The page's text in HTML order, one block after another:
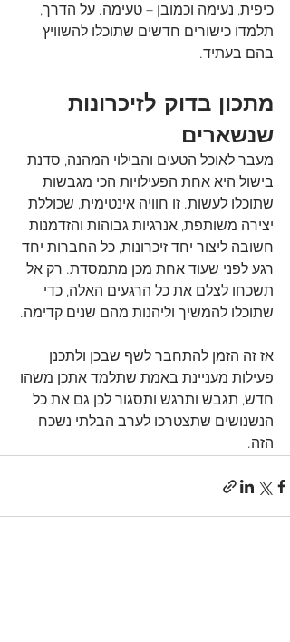
כיפית, נעימה וכמובן – טעימה. על הדרך,
תלמדו כישורים חדשים שתוכלו להשוויץ
בהם בעתיד.
מתכון בדוק לזיכרונות
שנשארים
מעבר לאוכל הטעים והבילוי המהנה, סדנת
בישול היא אחת הפעילויות הכי מגבשות
שתוכלו לעשות. זו חוויה אינטימית, שכוללת
יצירה משותפת, אנרגיות גבוהות והזדמנות
חשובה ליצור יחד זיכרונות, כל החברות יחד
רגע לפני שעוד אחת מכן מתמסדת. רק אל
תשכחו לצלם את כל הרגעים האלה, כדי
שתוכלו להמשיך וליהנות מהם שנים קדימה.
אז זה הזמן להתחבר לשף שבכן ולתכנן
פעילות מעניינת באמת שתלמד אתכן משהו
חדש, תגבש ותרגש ותסגור לכן גם את כל
הנשנושים שתצטרכו לערב הבלתי נשכח
הזה.